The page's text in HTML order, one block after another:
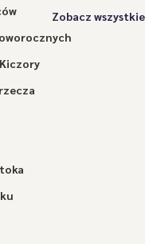
Zobacz wszystkie